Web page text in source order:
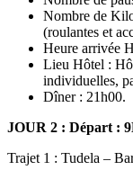
Nombre de
(roulantes et
Heure arrivée
Lieu Hôtel :
individuelles,
Dîner : 21h00.
JOUR 2 : Départ :
Trajet 1 : Tudela –